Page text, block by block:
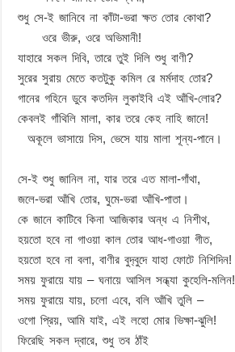
শুধু সে-ই জানিবে না কাঁটা-ভরা ক্ষত তোর কোথা?
ওরে ভীরু, ওরে অভিমানী!
যাহারে সকল দিবি, তারে তুই দিলি শুধু বাণী?
সুরের সুরায় মেতে কতটুকু কমিল রে মর্মদাহ তোর?
গানের গহিনে ডুবে কতদিন লুকাইবি এই আঁখি-লোর?
কেবলই গাঁথিলি মালা, কার তরে কেহ নাহি জানে!
অকূলে ভাসায়ে দিস, ভেসে যায় মালা শূন্য-পানে।
সে-ই শুধু জানিল না, যার তরে এত মালা-গাঁথা,
জলে-ভরা আঁখি তোর, ঘুমে-ভরা আঁখি-পাতা।
কে জানে কাটিবে কিনা আজিকার অন্ধ এ নিশীথ,
হয়তো হবে না গাওয়া কাল তোর আধ-গাওয়া গীত,
হয়তো হবে না বলা, বাণীর বুদ‍্‍বুদে যাহা ফোটে নিশিদিন!
সময় ফুরায়ে যায় – ঘনায়ে আসিল সন্ধ্যা কুহেলি-মলিন!
সময় ফুরায়ে যায়, চলো এবে, বলি আঁখি তুলি –
ওগো প্রিয়, আমি যাই, এই লহো মোর ভিক্ষা-ঝুলি!
ফিরেছি সকল দ্বারে, শুধু তব ঠাঁই